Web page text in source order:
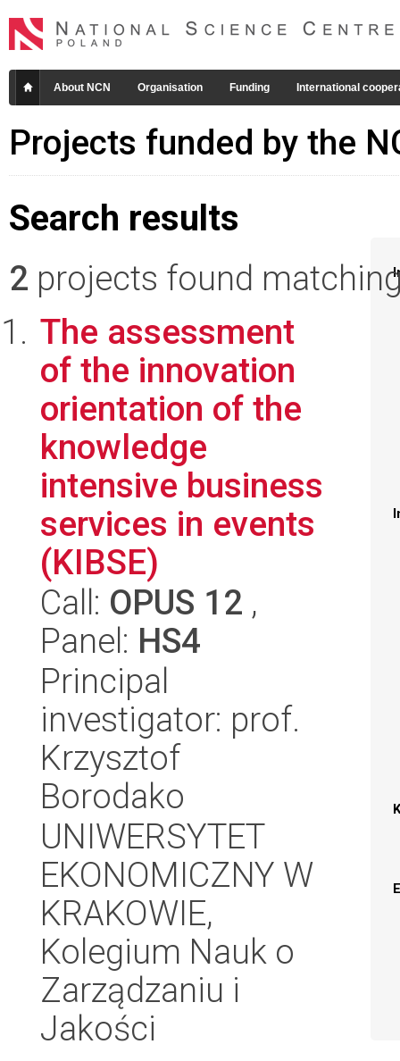
About NCN Organisation Funding International
Projects funded by the
Search results
2 projects found
The assessment
of the innovation
orientation of the
knowledge
intensive business
services in events
(KIBSE)
Call: OPUS 12 ,
Panel: HS4
Principal
investigator: prof.
Krzysztof
Borodako
UNIWERSYTET
EKONOMICZNY W
KRAKOWIE,
Kolegium Nauk o
Zarządzaniu i
Jakości